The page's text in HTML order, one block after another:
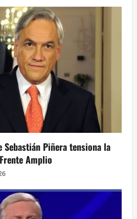
Sebastián Piñera tensiona la
Amplio